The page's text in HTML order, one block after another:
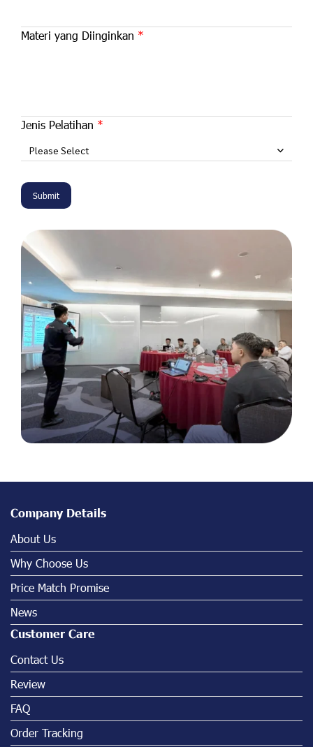
Materi yang Diinginkan
Jenis Pelatihan
Please Select
Submit
Company Details
About Us
Why Choose Us
Price Match Promise
News
Customer Care
Contact Us
Review
FAQ
Order Tracking